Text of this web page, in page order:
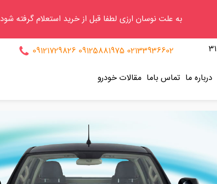
به علت نوسان ارزی لطفا قبل از خرید استعلام گرفته شود
02133936602
09125881975
09121729826
درباره ما تماس باما مقالات خودرو